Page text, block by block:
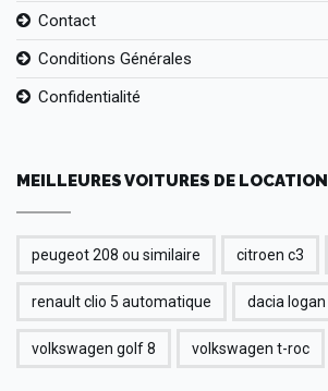
Contact
Conditions Générales
Confidentialité
MEILLEURES VOITURES DE LOCATION
peugeot 208 ou similaire citroen c3
renault clio 5 automatique dacia logan
volkswagen golf 8 volkswagen t-roc